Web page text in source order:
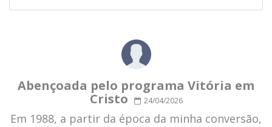
Abençoada pelo programa Vitória em
Cristo
24/04/2026
Em 1988, a partir da época da minha conversão,